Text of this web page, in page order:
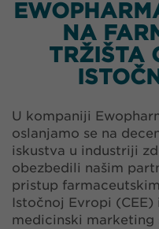
NA
TRŽIŠTA
U kompaniji
oslanjamo se na
iskustva u industriji
obezbedili našim
pristup
Istočnoj Evropi (CEE)
medicinski marketing